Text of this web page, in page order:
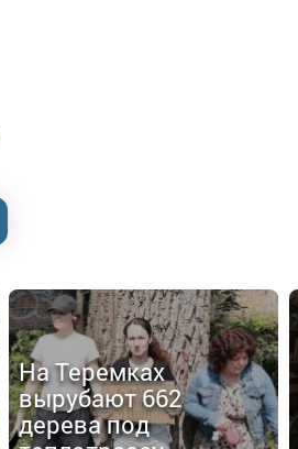
На Теремках
вырубают 662
дерева под